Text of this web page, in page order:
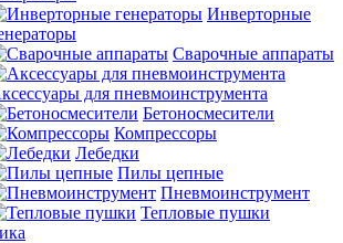
Инверторные
Сварочные аппараты
для пневмоинструмента
Бетоносмесители
Компрессоры
Лебедки
Пилы цепные
Пневмоинструмент
Тепловые пушки